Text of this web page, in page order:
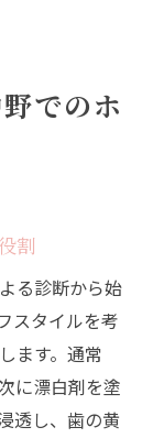
でのホ
割
る診断から始
スタイルを考
ます。通常
に漂白剤を塗
透し、歯の黄